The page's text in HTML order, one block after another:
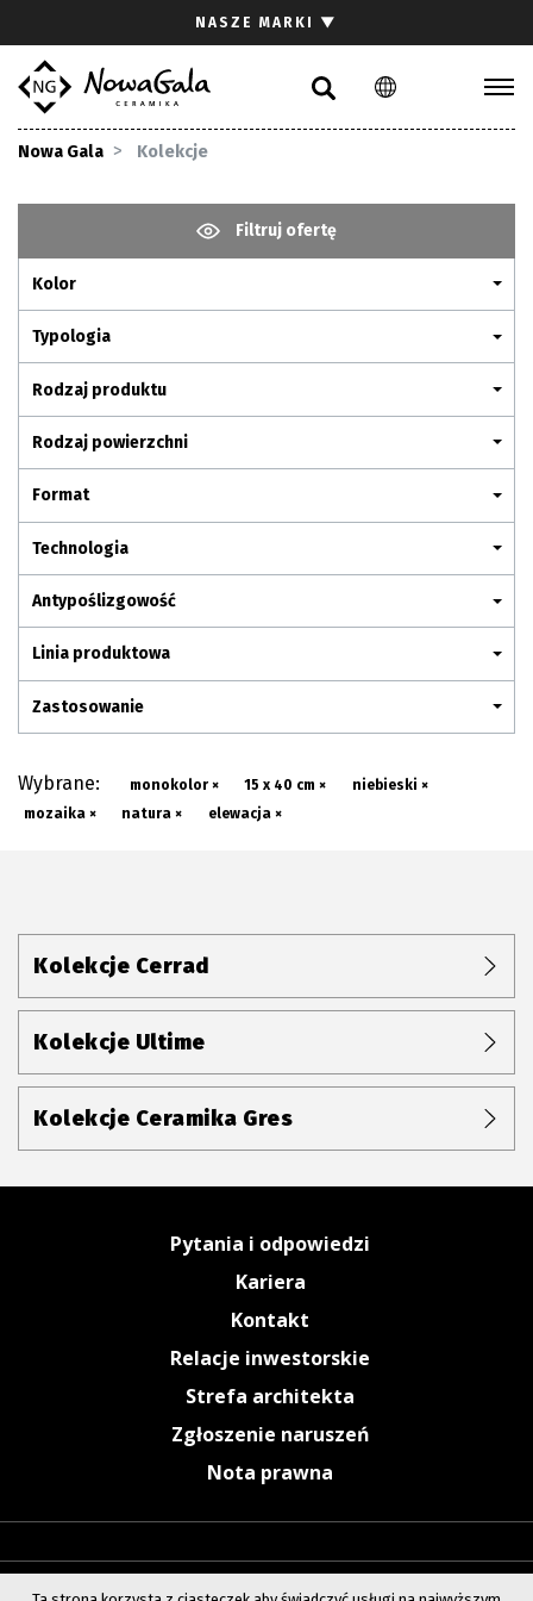
PL EN
NASZE MARKI ▼
Nowa Gala Kolekcje
Filtruj ofertę
Kolor
Typologia
Rodzaj produktu
Rodzaj powierzchni
Format
Technologia
Antypoślizgowość
Linia produktowa
Zastosowanie
Wybrane: monokolor × 15 x 40 cm ×
niebieski ×
mozaika ×
natura × elewacja ×
Kolekcje Cerrad
Kolekcje Ultime
Kolekcje Ceramika Gres
Pytania i odpowiedzi
Kariera
Kontakt
Relacje inwestorskie
Strefa architekta
Zgłoszenie naruszeń
Nota prawna
Gdzie kupić
Pliki do pobrania
Pytania i odpowiedzi
Kariera
Kontakt
Komunikacja z akcjonariuszami